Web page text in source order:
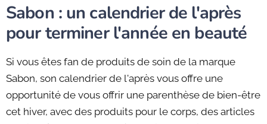
Sabon : un calendrier de l'après
pour terminer l'année en beauté
Si vous êtes fan de produits de soin de la marque
Sabon, son calendrier de l'après vous offre une
opportunité de vous offrir une parenthèse de bien-être
cet hiver, avec des produits pour le corps, des articles